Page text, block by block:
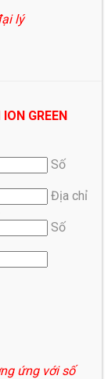
lý
GREEN
Số
Địa chỉ
Số
ứng với số